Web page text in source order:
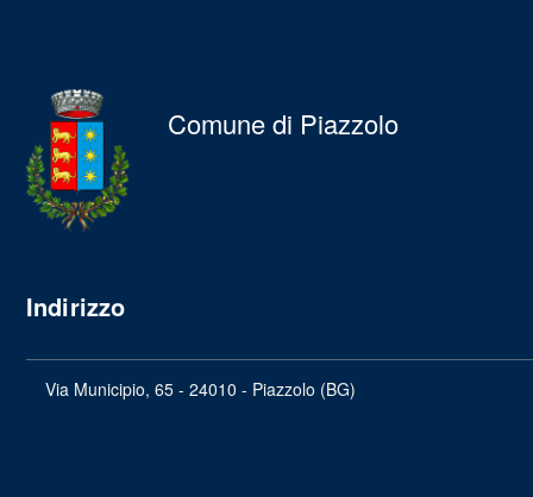
Comune di Piazzolo
Indirizzo
Via Municipio, 65 - 24010 - Piazzolo (BG)